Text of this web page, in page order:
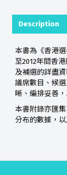
Description
本書為《香港
至2012年間香
及補選的詳盡
議席數目、候
晰、編排妥善
本書附錄亦匯
分布的數據，